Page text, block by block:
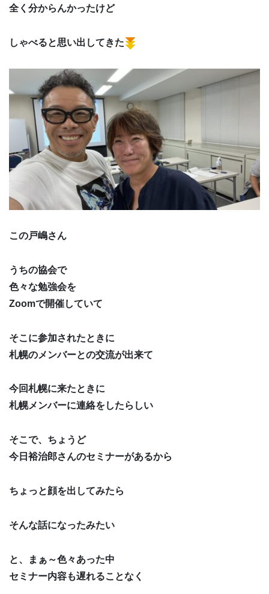
全く分からんかったけど
しゃべると思い出してきた
この戸嶋さん
うちの協会で
色々な勉強会を
Zoomで開催していて
そこに参加されたときに
札幌のメンバーとの交流が出来て
今回札幌に来たときに
札幌メンバーに連絡をしたらしい
そこで、ちょうど
今日裕治郎さんのセミナーがあるから
ちょっと顔を出してみたら
そんな話になったみたい
と、まぁ～色々あった中
セミナー内容も遅れることなく